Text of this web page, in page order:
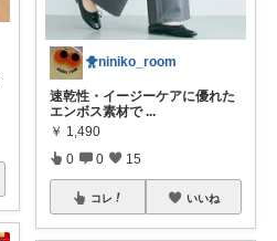
🐥niniko_room
速乾性・イージーケアに優れた
エンボス素材で ...
￥ 1,490
0 0 15
コレ いいね